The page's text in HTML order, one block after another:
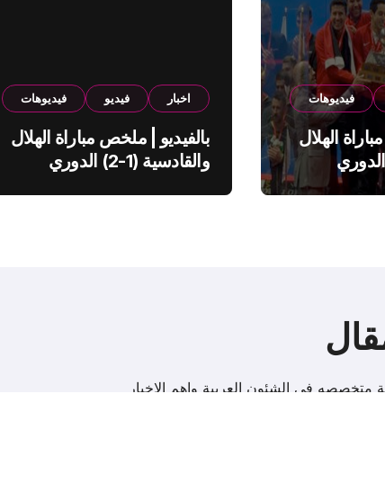
فيديوهات
الهلال
(1-2) الدوري
اخبار فيديو فيديوهات
بالفيديو | ملخص مباراة الهلال
والقادسية (1-2) الدوري
متخصصه فى الشئون العربية واهم الاخبار